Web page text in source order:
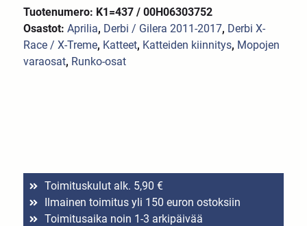
Tuotenumero: K1=437 / 00H06303752
Osastot:Aprilia, Derbi / Gilera 2011-2017, Derbi X-
Race / X-Treme, Katteet, Katteiden kiinnitys, Mopojen
varaosat, Runko-osat
Toimituskulut alk. 5,90 €
Ilmainen toimitus yli 150 euron ostoksiin
Toimitusaika noin 1-3 arkipäivää